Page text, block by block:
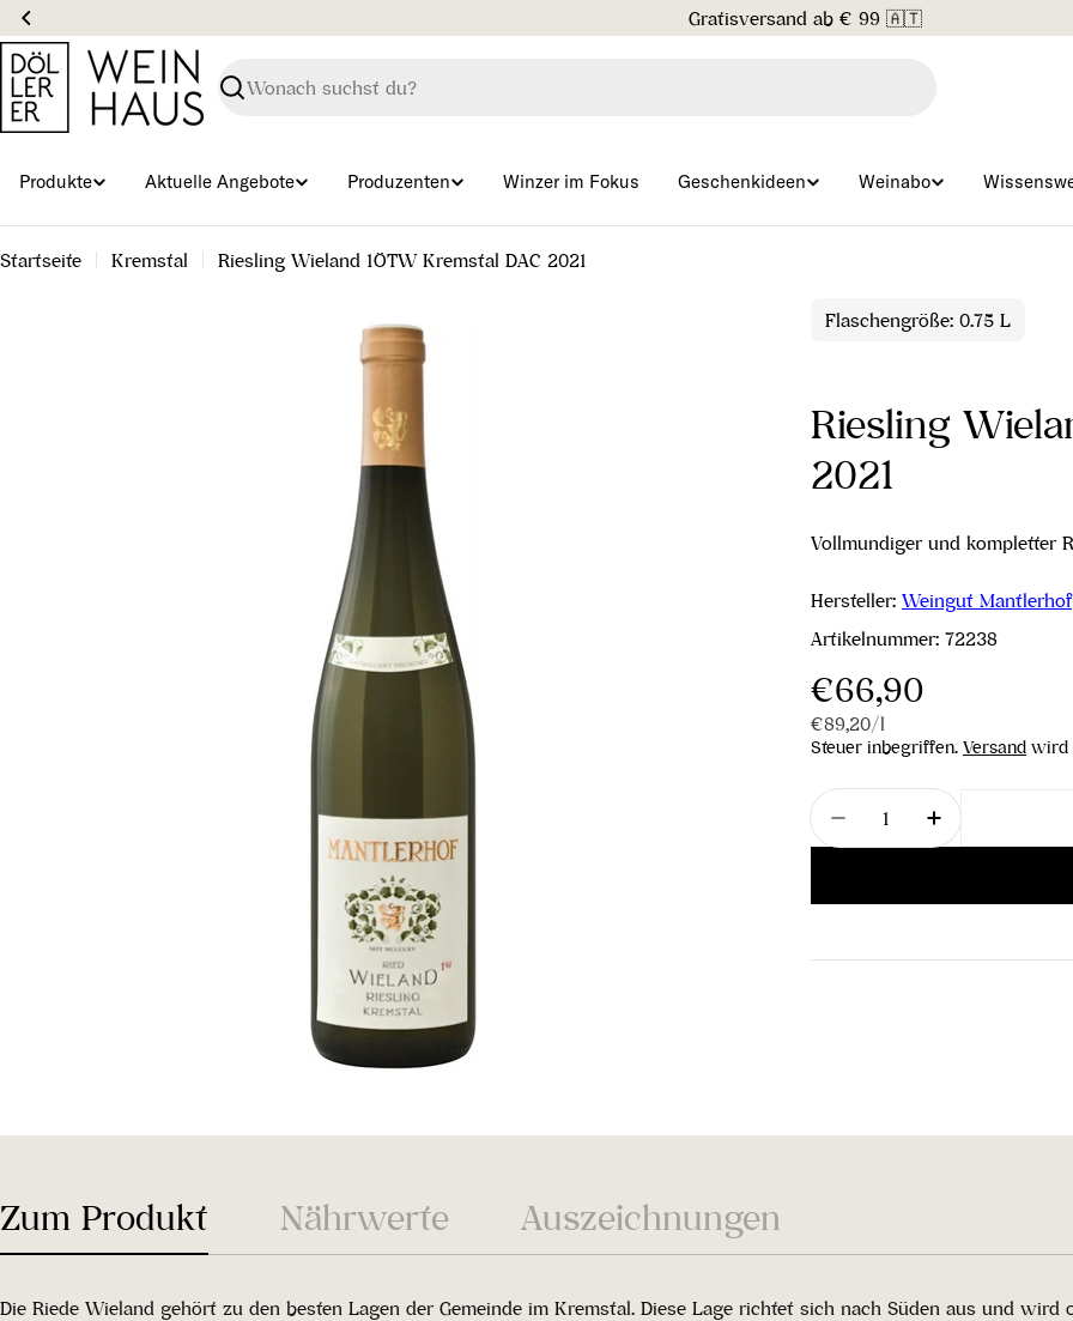
Zum
Inhalt
springen
Gratisversand ab € 99 🇦🇹
Suchen
Produkte Aktuelle Angebote Produzenten Winzer im Fokus Geschenkideen Weinabo
Startseite Kremstal Riesling Wieland 1ÖTW Kremstal DAC 2021
Flaschengröße: 0.75 L
Riesling
2021
Vollmundiger und kompletter
Hersteller: Weingut Mantlerhof
Artikelnummer: 72238
Regulärer
Preis
€66,90
Stückpreis
€89,20/pro
l
Steuer inbegriffen. Versand wird
Menge
Menge für Riesling
Menge für
Zum Produkt Nährwerte Auszeichnungen
Die Riede Wieland gehört zu den besten Lagen der Gemeinde im Kremstal. Diese Lage richtet sich nach Süden aus und